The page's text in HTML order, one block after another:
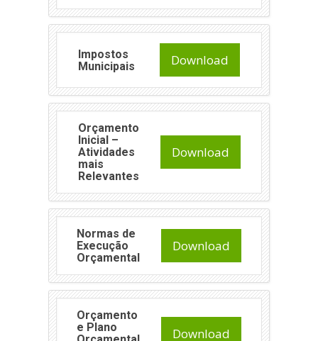
Impostos
Municipais
Download
Orçamento
Inicial –
Atividades
mais
Relevantes
Download
Normas de
Execução
Orçamental
Download
Orçamento
e Plano
Download